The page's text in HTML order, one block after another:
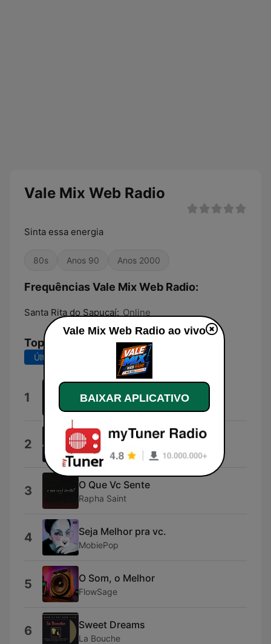
Vale Mix Web Radio
Sinta essa energia
80s Anos 90 Anos 2000
Frequências Vale Mix Web Radio:
Santa Rita do Sapucaí: Online
Top Músicas
Últimos 7 dias Últimos 30 dias
1 CB Milton
2 I've Been Thinking About You
Londonbeat
3 O Que Vc Sente
Rapha Saint
4 Seja Melhor pra vc.
MobiePop
5 O Som, o Melhor
FlowSage
6 Sweet Dreams
La Bouche
Vale Mix Web Radio ao vivo
BAIXAR APLICATIVO